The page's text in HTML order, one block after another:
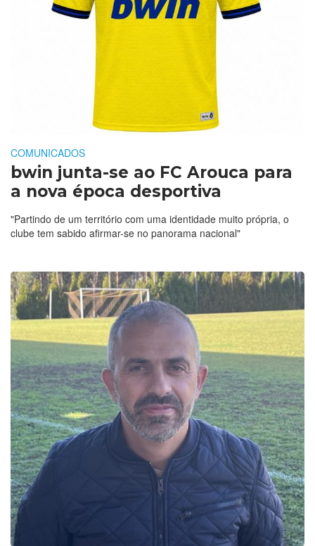
COMUNICADOS
bwin junta-se ao FC Arouca para
a nova época desportiva
"Partindo de um território com uma identidade muito própria, o
clube tem sabido afirmar-se no panorama nacional"